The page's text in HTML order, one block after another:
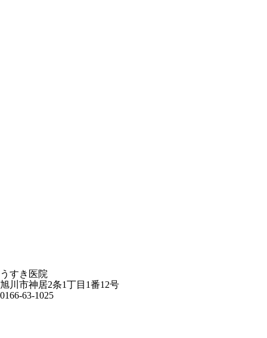
うすき医院
旭川市神居2条1丁目1番12号
0166-63-1025